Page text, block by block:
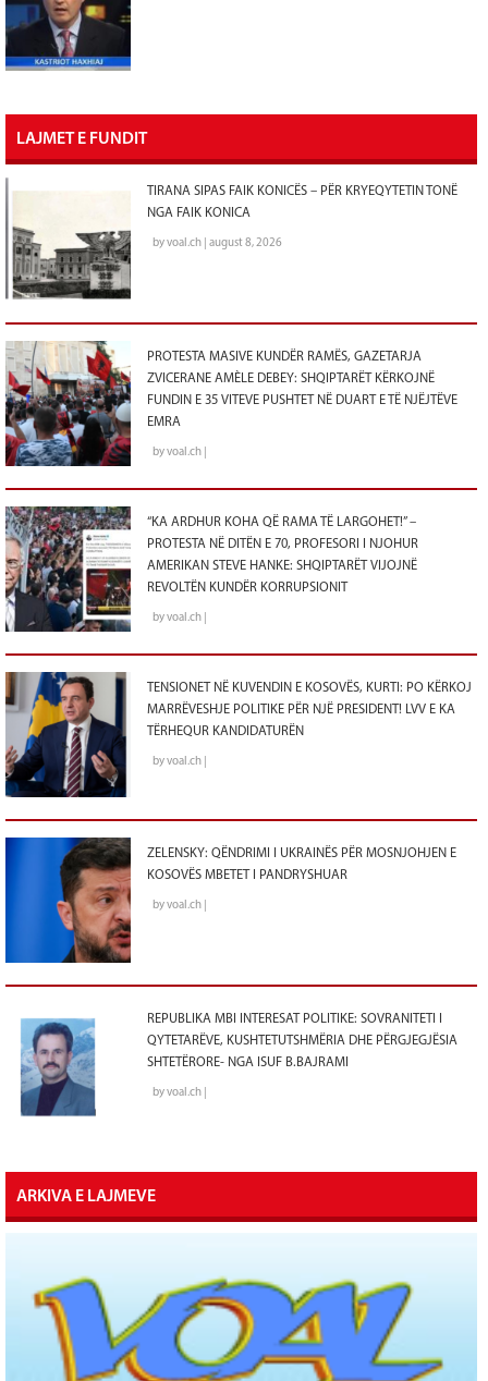
LAJMET E FUNDIT
TIRANA SIPAS FAIK KONICËS – PËR KRYEQYTETIN TONË
NGA FAIK KONICA
by voal.ch | august 8, 2026
PROTESTA MASIVE KUNDËR RAMËS, GAZETARJA
ZVICERANE AMÈLE DEBEY: SHQIPTARËT KËRKOJNË
FUNDIN E 35 VITEVE PUSHTET NË DUART E TË NJËJTËVE
EMRA
by voal.ch |
“KA ARDHUR KOHA QË RAMA TË LARGOHET!” –
PROTESTA NË DITËN E 70, PROFESORI I NJOHUR
AMERIKAN STEVE HANKE: SHQIPTARËT VIJOJNË
REVOLTËN KUNDËR KORRUPSIONIT
by voal.ch |
TENSIONET NË KUVENDIN E KOSOVËS, KURTI: PO KËRKOJ
MARRËVESHJE POLITIKE PËR NJË PRESIDENT! LVV E KA
TËRHEQUR KANDIDATURËN
by voal.ch |
ZELENSKY: QËNDRIMI I UKRAINËS PËR MOSNJOHJEN E
KOSOVËS MBETET I PANDRYSHUAR
by voal.ch |
REPUBLIKA MBI INTERESAT POLITIKE: SOVRANITETI I
QYTETARËVE, KUSHTETUTSHMËRIA DHE PËRGJEGJËSIA
SHTETËRORE- NGA ISUF B.BAJRAMI
by voal.ch |
ARKIVA E LAJMEVE